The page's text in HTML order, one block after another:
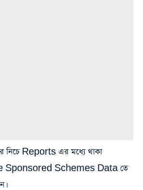
নিচে Reports এর মধ্যে থাকা
Sponsored Schemes Data তে